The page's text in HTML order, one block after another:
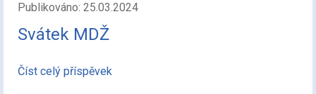
Publikováno: 25.03.2024
Svátek MDŽ
Číst celý příspěvek